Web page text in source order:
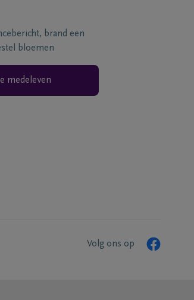
brand een
bloemen
medeleven
Volg ons op